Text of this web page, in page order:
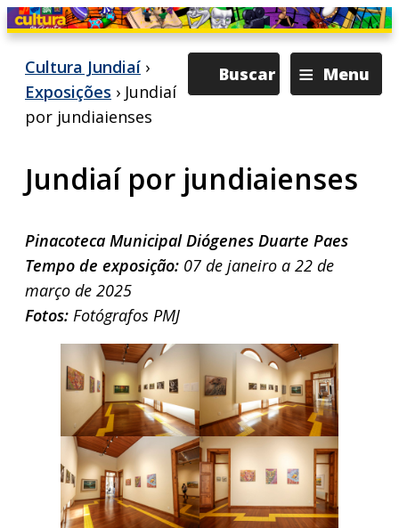
≡ Menu
Buscar
Cultura Jundiaí ›
Exposições › Jundiaí
por jundiaienses
Jundiaí por jundiaienses
Pinacoteca Municipal Diógenes Duarte Paes
Tempo de exposição: 07 de janeiro a 22 de
março de 2025
Fotos: Fotógrafos PMJ